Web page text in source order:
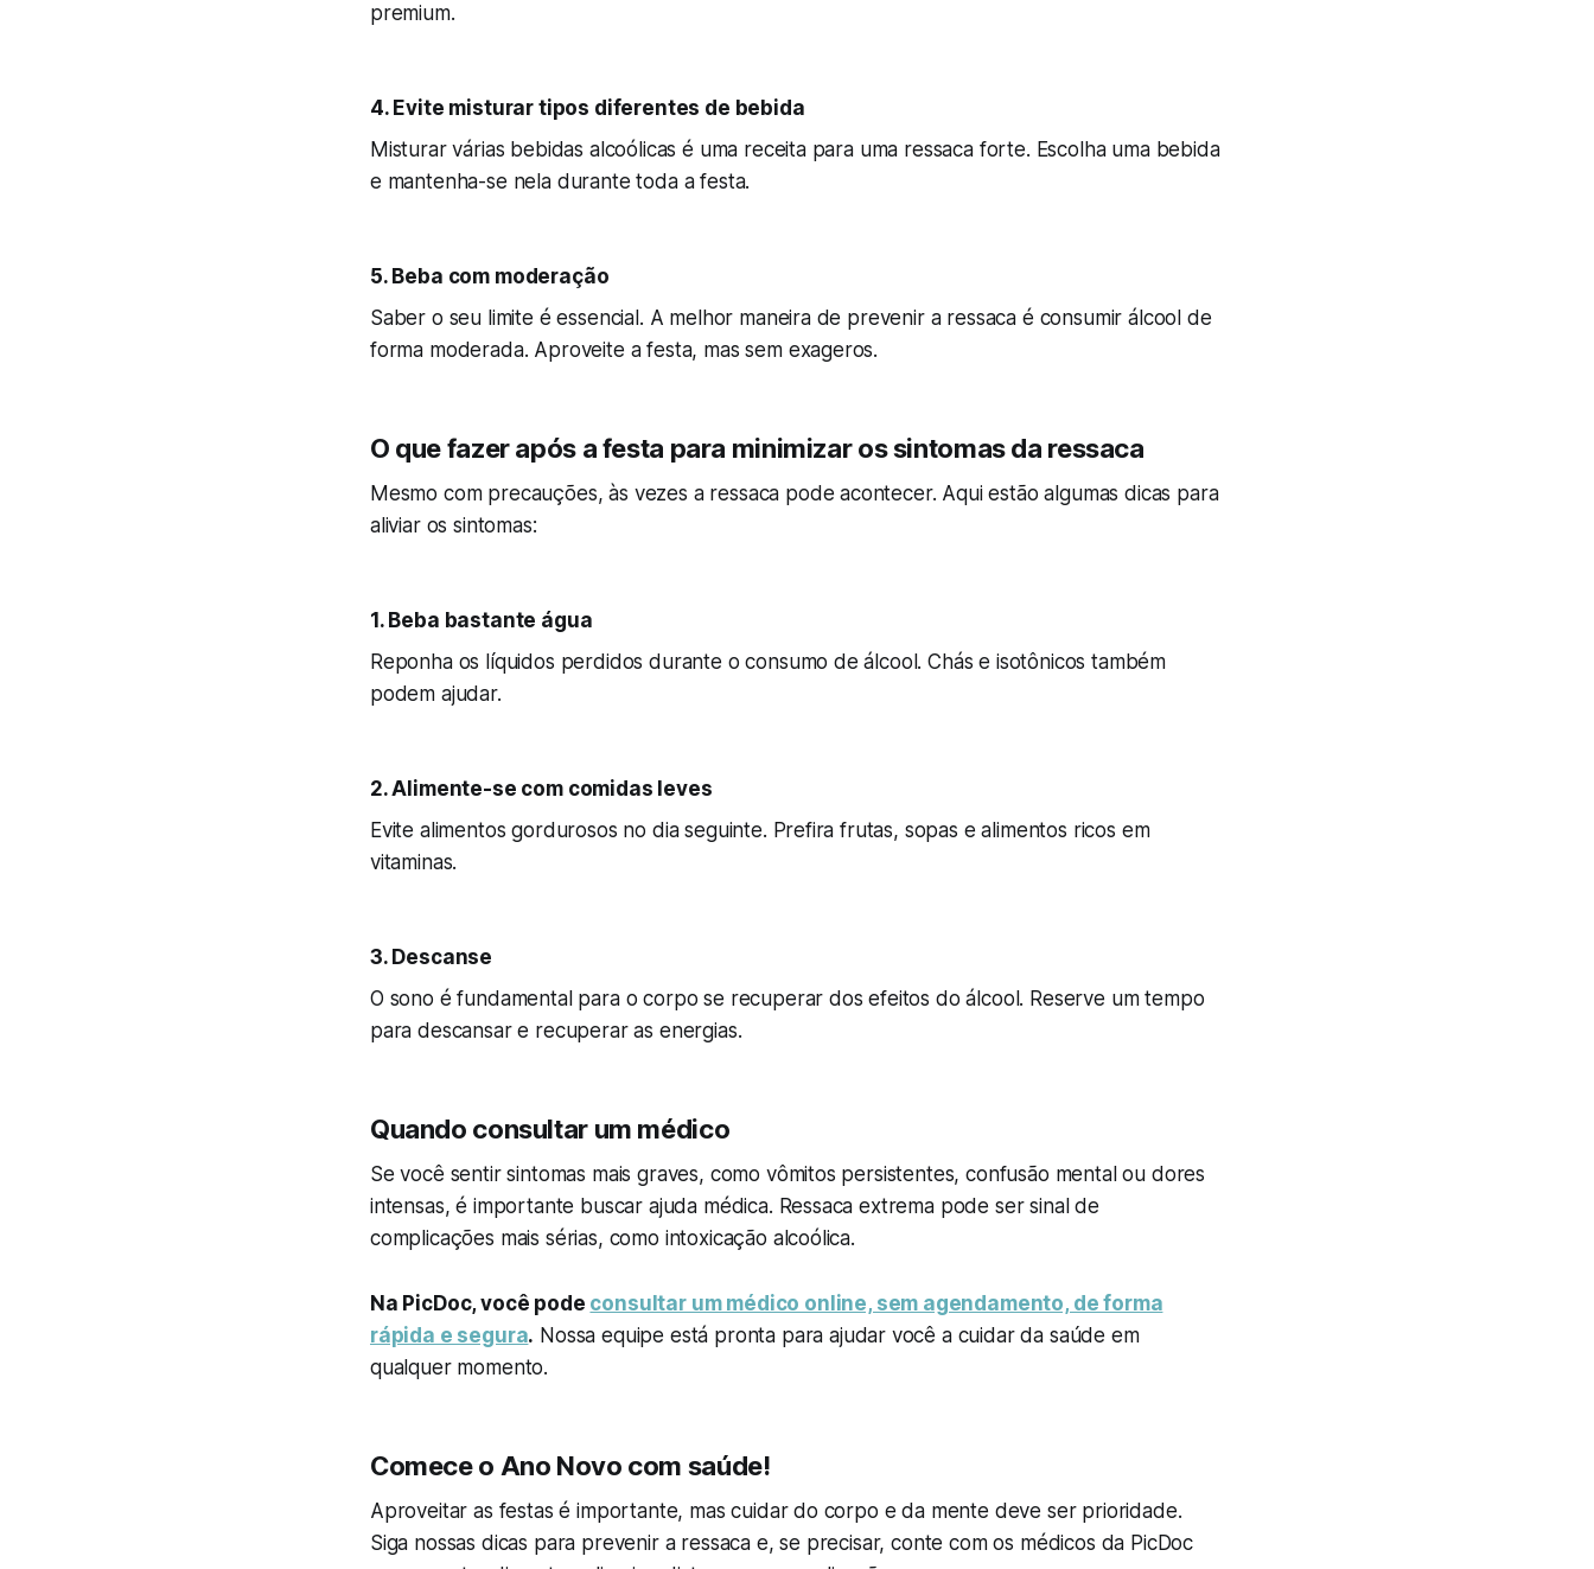
premium.
4. Evite misturar tipos diferentes de bebida
Misturar várias bebidas alcoólicas é uma receita para uma ressaca forte. Escolha uma bebida
e mantenha-se nela durante toda a festa.
5. Beba com moderação
Saber o seu limite é essencial. A melhor maneira de prevenir a ressaca é consumir álcool de
forma moderada. Aproveite a festa, mas sem exageros.
O que fazer após a festa para minimizar os sintomas da ressaca
Mesmo com precauções, às vezes a ressaca pode acontecer. Aqui estão algumas dicas para
aliviar os sintomas:
1. Beba bastante água
Reponha os líquidos perdidos durante o consumo de álcool. Chás e isotônicos também
podem ajudar.
2. Alimente-se com comidas leves
Evite alimentos gordurosos no dia seguinte. Prefira frutas, sopas e alimentos ricos em
vitaminas.
3. Descanse
O sono é fundamental para o corpo se recuperar dos efeitos do álcool. Reserve um tempo
para descansar e recuperar as energias.
Quando consultar um médico
Se você sentir sintomas mais graves, como vômitos persistentes, confusão mental ou dores
intensas, é importante buscar ajuda médica. Ressaca extrema pode ser sinal de
complicações mais sérias, como intoxicação alcoólica.
Na PicDoc, você pode consultar um médico online, sem agendamento, de forma
rápida e segura. Nossa equipe está pronta para ajudar você a cuidar da saúde em
qualquer momento.
Comece o Ano Novo com saúde!
Aproveitar as festas é importante, mas cuidar do corpo e da mente deve ser prioridade.
Siga nossas dicas para prevenir a ressaca e, se precisar, conte com os médicos da PicDoc